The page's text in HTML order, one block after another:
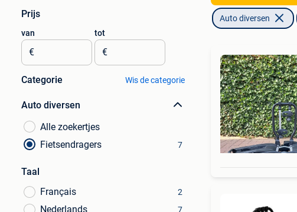
Prijs
van
€
tot
€
Categorie Wis de categorie
Auto diversen
Alle zoekertjes
Fietsendragers
7
Taal
Français
2
Nederlands 7
Auto diversen